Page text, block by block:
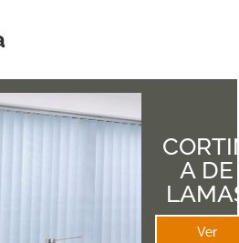
CORTIN
A DE
LAMAS
Ver